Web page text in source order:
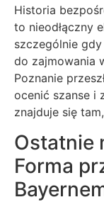
Historia
to nieodłączny
szczególnie
do zajmowania
Poznanie
ocenić szanse i
znajduje się
Ostatnie
Forma